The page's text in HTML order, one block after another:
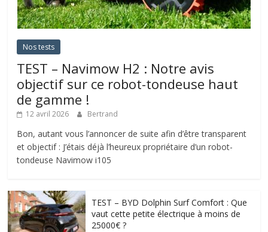
Nos tests
TEST – Navimow H2 : Notre avis
objectif sur ce robot-tondeuse haut
de gamme !
12 avril 2026 Bertrand
Bon, autant vous l’annoncer de suite afin d’être transparent
et objectif : J’étais déjà l’heureux propriétaire d’un robot-
tondeuse Navimow i105
TEST – BYD Dolphin Surf Comfort : Que
vaut cette petite électrique à moins de
25000€ ?